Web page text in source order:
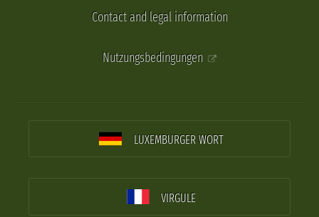
Contact and legal information
Nutzungsbedingungen
LUXEMBURGER WORT
VIRGULE